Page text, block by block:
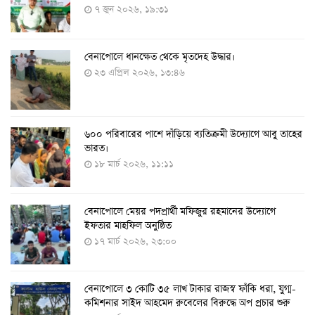
করোনায় ৩ জনের প্রাণহানি, নতুন শনাক্ত ২৯৬
৮ আগস্ট ২০২২, ১৯:৩৪
দেশে তৈরি হলো করোনা শনাক্তের কিট
৮ আগস্ট ২০২২, ১৩:০৯
দেশেই তৈরি হলো করোনা পরীক্ষার কিট, সময় লাগবে ৪-৫
ঘণ্টা
৭ আগস্ট ২০২২, ১৪:০৩
১১ আগস্ট থেকে পরীক্ষামূলকভাবে শুরু শিশুদের করোনা টিকা
দেওয়া
৭ জুন ২০২৬, ১৯:৩১
বেনাপোলে ধানক্ষেত থেকে মৃতদেহ উদ্ধার।
২৩ এপ্রিল ২০২৬, ১৩:৪৬
৬০০ পরিবারের পাশে দাঁড়িয়ে ব্যতিক্রমী উদ্যোগে আবু তাহের
ভারত।
১৮ মার্চ ২০২৬, ১১:১১
বেনাপোলে মেয়র পদপ্রার্থী মফিজুর রহমানের উদ্যোগে
ইফতার মাহফিল অনুষ্ঠিত
১৭ মার্চ ২০২৬, ২৩:০০
বেনাপোলে ৩ কোটি ৩৫ লাখ টাকার রাজস্ব ফাঁকি ধরা, যুগ্ম-
কমিশনার সাইদ আহমেদ রুবেলের বিরুদ্ধে অপ প্রচার শুরু